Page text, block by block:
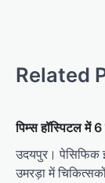
Related
पिम्स हॉस्पिटल में
उदयपुर। पेसिफिक
उमरड़ा में